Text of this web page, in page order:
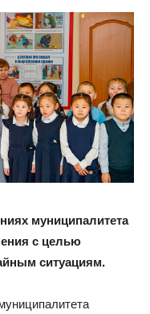
муниципалитета
с целью
ситуациям.